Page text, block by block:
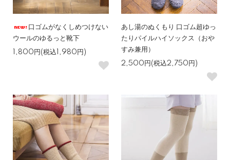
口ゴムがなくしめつけない
ウールのゆるっと靴下
1,800円(税込1,980円)
あし湯のぬくもり 口ゴム超ゆっ
たりパイルハイソックス（おや
すみ兼用）
2,500円(税込2,750円)